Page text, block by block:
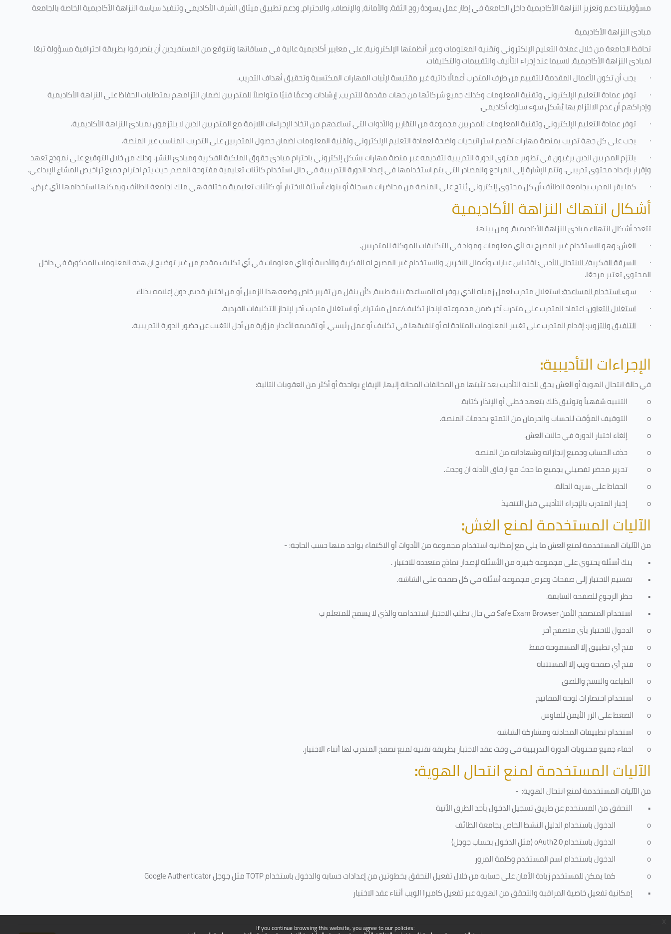
If you continue browsing this website, you agree to our policies:
مسؤوليتنا دعم وتعزيز النزاهة الأكاديمية داخل الجامعة في إطار عمل يسودهُ روح الثقة، والأمانة، والإنصاف، والاحترام، ودعم تطبيق ميثاق الشرف الأكاديمي وتنفيذ سياسة النزاهة الأكاديمية الخاصة بالجامعة
مبادئ النزاهة الأكاديمية
تحافظ الجامعة من خلال عمادة التعليم الإلكتروني وتقنية المعلومات وعبر أنظمتها الإلكترونية، على معايير أكاديمية عالية في مساقاتها وتتوقع من المستفيدين أن يتصرفوا بطريقة احترافية مسؤولة تبعًا
لمبادئ النزاهة الأكاديمية، لاسيما عند إجراء التأليف والتقييمات والتكليفات.
· يجب أن تكون الأعمال المقدمة للتقييم من طرف المتدرب أعمالًا ذاتية غير مقتبسة لإثبات المهارات المكتسبة وتحقيق أهداف التدريب.
· توفر عمادة التعليم الإلكتروني وتقنية المعلومات وكذلك جميع شركائها من جهات مقدمة للتدريب، إرشادات ودعمًا فنيًا متواصلاً للمتدربين لضمان التزامهم بمتطلبات الحفاظ على النزاهة الأكاديمية
وإدراكهم أن عدم الالتزام بها يُشكل سوء سلوك أكاديمي.
· توفر عمادة التعليم الإلكتروني وتقنية المعلومات للمدربين مجموعة من التقارير والأدوات التي تساعدهم من اتخاذ الإجراءات اللازمة مع المتدربين الذين لا يلتزمون بمبادئ النزاهة الأكاديمية.
· يجب على كل جهة تدريب بمنصة مهارات تقديم استراتيجيات واضحة لعمادة التعليم الإلكتروني وتقنية المعلومات لضمان حصول المتدربين على التدريب المناسب عبر المنصة.
· يلتزم المدربين الذين يرغبون في تطوير محتوى الدورة التدريبية لتقديمه عبر منصة مهارات بشكل إلكتروني باحترام مبادئ حقوق الملكية الفكرية ومبادئ النشر. وذلك من خلال التوقيع على نموذج تعهد
وإقرار بإعداد محتوى تدريبي. وتتم الإشارة إلى المراجع والمصادر التي يتم استخدامها في إعداد الدورة التدريبية في حال استخدام كائنات تعليمية مفتوحة المصدر حيث يتم احترام جميع تراخيص المشاع الإبداعي.
· كما يقر المدرب بجامعة الطائف أن كل محتوى إلكتروني يُنتج على المنصة من محاضرات مسجلة أو بنوك أسئلة الاختبار أو كائنات تعليمية مختلفة هي ملك لجامعة الطائف ويمكنها استخدامها لأي غرض.
أشكال انتهاك النزاهة الأكاديمية
تتعدد أشكال انتهاك مبادئ النزاهة الأكاديمية، ومن بينها:
· الغش: وهو الاستخدام غير المصرح به لأي معلومات ومواد في التكليفاتالموكلة للمتدربين.
· السرقة الفكرية/ الانتحال الأدبي: اقتباس عبارات وأعمال الآخرين، والاستخدام غير المصرح له الفكرية والأدبية أو لأي معلومات في أي تكليف مقدم من غير توضيح ان هذه المعلومات المذكورة في داخل
المحتوى تعتبر مرجعًا.
· سوء استخدام المساعدة: استغلال متدرب لعمل زميله الذي يوفر له المساعدة بنية طيبة، كأن ينقل من تقرير خاص وضعه هذا الزميل أو من اختبار قديم، دون إعلامه بذلك.
· استغلال التعاون: اعتماد المتدرب على متدرب آخر ضمن مجموعته لإنجاز تكليف/عمل مشترك، أو استغلال متدرب آخر لإنجاز التكليفات الفردية.
· التلفيق والتزوير: إقدام المتدرب على تغيير المعلومات المتاحة له أو تلفيقها في تكليف أو عمل رئيسي، أو تقديمه لأعذار مزوّرة من أجل التغيب عن حضور الدورة التدريبية.
الإجراءات التأديبية:
في حالة انتحال الهوية أو الغش يحق للجنة التأديب بعد تثبتها من المخالفات المحالة إليها، الإيقاع بواحدة أو أكثر من العقوبات التالية:
o
التنبيه شفهياً وتوثيق ذلك بتعهد خطي أو الإنذار كتابة.
o
التوقيف المؤقت للحساب والحرمان من التمتع بخدمات المنصة.
o
إلغاء اختبار الدورة في حالات الغش.
o
حذف الحساب وجميع إنجازاته وشهاداته من المنصة
o
تحرير محضر تفصيلي بجميع ما حدث مع ارفاق الأدلة ان وجدت.
o
الحفاظ على سرية الحالة.
o
إخبار المتدرب بالإجراء التأديبي قبل التنفيذ.
الآليات المستخدمة لمنع الغش:
من الآليات المستخدمة لمنع الغش ما يلي مع إمكانية استخدام مجموعة من الأدوات أو الاكتفاء بواحد منها حسب الحاجة: -
• بنك أسئلة يحتوي على مجموعة كبيرة من الأسئلة لإصدار نماذج متعددة للاختبار.
• تقسيم الاختبار إلى صفحات وعرض مجموعة أسئلة في كل صفحة على الشاشة.
• حظر الرجوع للصفحة السابقة.
• استخدام المتصفح الأمنSafe Exam Browserفي حال تطلب الاختبار استخدامه والذي لا يسمح للمتعلم ب
o
الدخول للاختبار بأي متصفح أخر
o
فتح أي تطبيق إلا المسموحة فقط
o
فتح أي صفحة ويب إلا المستثناة
o
الطباعة والنسخ واللصق
o
استخدام اختصارات لوحة المفاتيح
o
الضغط على الزر الأيمن للماوس
o
استخدام تطبيقات المحادثة ومشاركة الشاشة
o
اخفاء جميع محتويات الدورة التدريبية في وقت عقد الاختبار بطريقة تقنية لمنع تصفح المتدرب لها أثناء الاختبار.
الآليات المستخدمة لمنع انتحال الهوية:
من الآليات المستخدمة لمنعانتحال الهوية: -
• التحقق من المستخدم عن طريق تسجيل الدخول بأحد الطرق الأتية
o
الدخول باستخدام الدليل النشط الخاص بجامعة الطائف
o
الدخول باستخدامoAuth2.0(مثل الدخول بحساب جوجل)
o
الدخول باستخدام اسم المستخدم وكلمة المرور
o
كما يمكن للمستخدم زيادة الأمان على حسابه من خلال تفعيل التحقق بخطوتين من إعدادات حسابه والدخول باستخدامTOTPمثل جوجلGoogle Authenticator
• إمكانية تفعيل خاصية المراقبة والتحقق من الهوية عبر تفعيل كاميرا الويب أثناء عقد الاختبار